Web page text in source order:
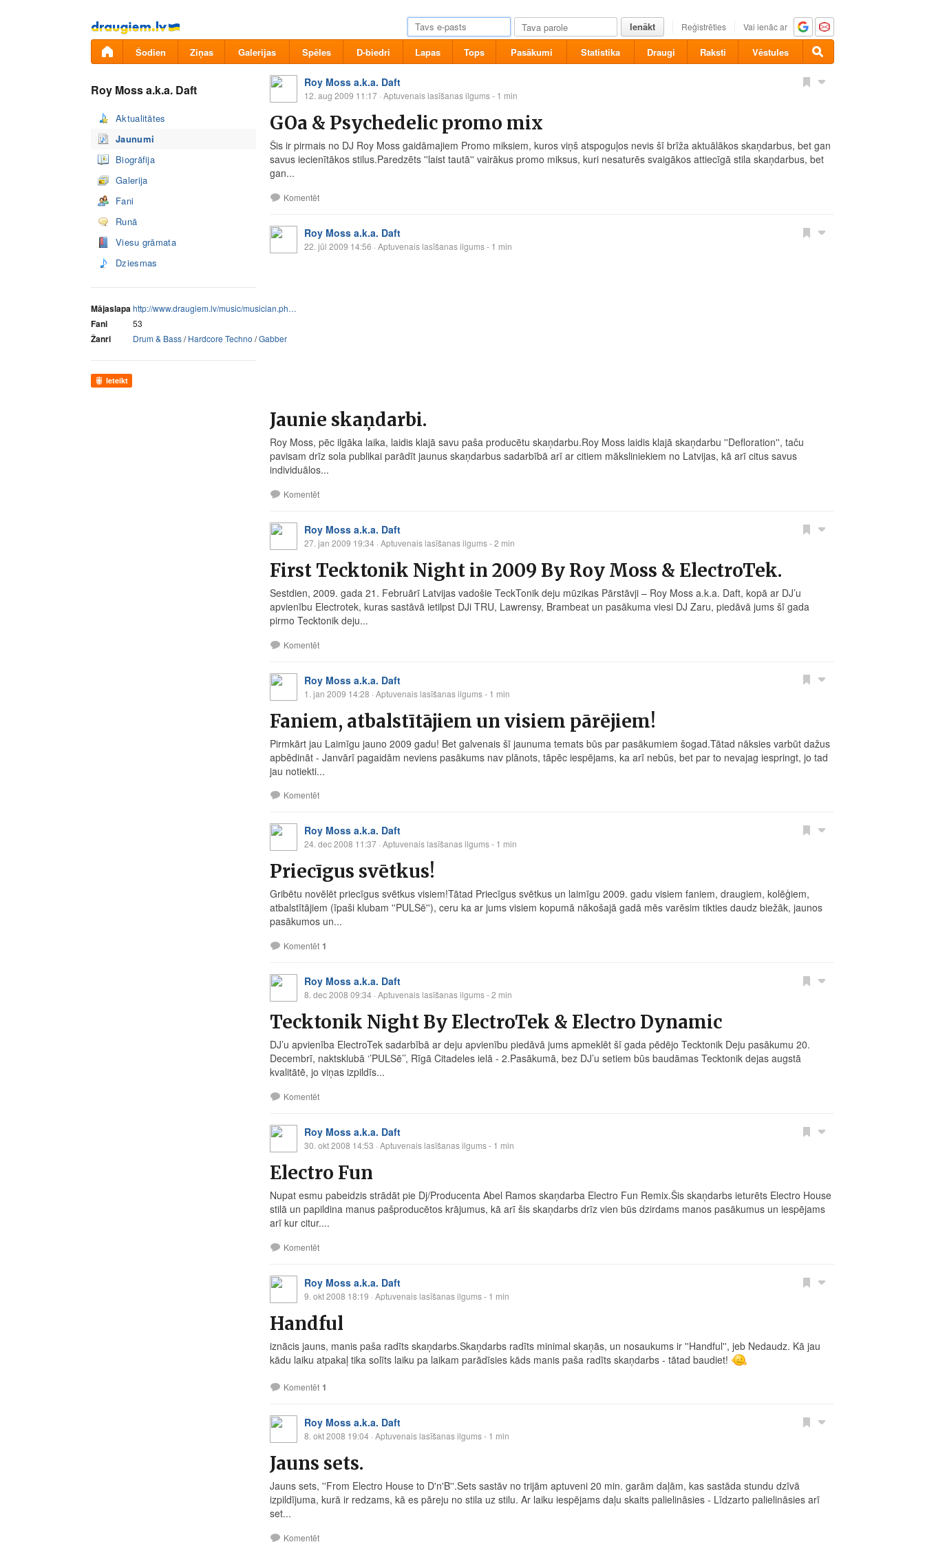
Pāriet
uz
saturu
Ienākt Reģistrēties Vai ienāc ar
Šodien Ziņas Galerijas Spēles D-biedri Lapas Tops Pasākumi Statistika Draugi Raksti Vēstules
Roy Moss a.k.a. Daft
Aktualitātes
Jaunumi
Biogrāfija
Galerija
Fani
Runā
Viesu grāmata
Dziesmas
Mājaslapahttp://www.draugiem.lv/music/musician.ph…
Fani 53
Žanri Drum & Bass/Hardcore Techno /Gabber
Ieteikt
Roy Moss a.k.a. Daft
12. aug 2009 11:17 · Aptuvenais lasīšanas ilgums - 1 min
GOa & Psychedelic promo mix
Šis ir pirmais no DJ Roy Moss gaidāmajiem Promo miksiem, kuros viņš atspoguļos nevis šī brīža aktuālākos skaņdarbus, bet gan
savus iecienītākos stilus.Paredzēts ''laist tautā'' vairākus promo miksus, kuri nesaturēs svaigākos attiecīgā stila skaņdarbus, bet
gan...
Komentēt
Roy Moss a.k.a. Daft
22. jūl 2009 14:56 · Aptuvenais lasīšanas ilgums - 1 min
Jaunie skaņdarbi.
Roy Moss, pēc ilgāka laika, laidis klajā savu paša producētu skaņdarbu.Roy Moss laidis klajā skaņdarbu ''Defloration'', taču
pavisam drīz sola publikai parādīt jaunus skaņdarbus sadarbībā arī ar citiem māksliniekiem no Latvijas, kā arī citus savus
individuālos...
Komentēt
Roy Moss a.k.a. Daft
27. jan 2009 19:34 · Aptuvenais lasīšanas ilgums - 2 min
First Tecktonik Night in 2009 By Roy Moss & ElectroTek.
Sestdien, 2009. gada 21. Februārī Latvijas vadošie TeckTonik deju mūzikas Pārstāvji – Roy Moss a.k.a. Daft, kopā ar DJ’u
apvienību Electrotek, kuras sastāvā ietilpst DJi TRU, Lawrensy, Brambeat un pasākuma viesi DJ Zaru, piedāvā jums šī gada
pirmo Tecktonik deju...
Komentēt
Roy Moss a.k.a. Daft
1. jan 2009 14:28 · Aptuvenais lasīšanas ilgums - 1 min
Faniem, atbalstītājiem un visiem pārējiem!
Pirmkārt jau Laimīgu jauno 2009 gadu! Bet galvenais šī jaunuma temats būs par pasākumiem šogad.Tātad nāksies varbūt dažus
apbēdināt - Janvārī pagaidām neviens pasākums nav plānots, tāpēc iespējams, ka arī nebūs, bet par to nevajag iespringt, jo tad
jau notiekti...
Komentēt
Roy Moss a.k.a. Daft
24. dec 2008 11:37 · Aptuvenais lasīšanas ilgums - 1 min
Priecīgus svētkus!
Gribētu novēlēt priecīgus svētkus visiem!Tātad Priecīgus svētkus un laimīgu 2009. gadu visiem faniem, draugiem, kolēģiem,
atbalstītājiem (īpaši klubam ''PULSē''), ceru ka ar jums visiem kopumā nākošajā gadā mēs varēsim tikties daudz biežāk, jaunos
pasākumos un...
Komentēt 1
Roy Moss a.k.a. Daft
8. dec 2008 09:34 · Aptuvenais lasīšanas ilgums - 2 min
Tecktonik Night By ElectroTek & Electro Dynamic
DJ’u apvienība ElectroTek sadarbībā ar deju apvienību piedāvā jums apmeklēt šī gada pēdējo Tecktonik Deju pasākumu 20.
Decembrī, naktsklubā ‘’PULSē’’, Rīgā Citadeles ielā - 2.Pasākumā, bez DJ’u setiem būs baudāmas Tecktonik dejas augstā
kvalitātē, jo viņas izpildīs...
Komentēt
Roy Moss a.k.a. Daft
30. okt 2008 14:53 · Aptuvenais lasīšanas ilgums - 1 min
Electro Fun
Nupat esmu pabeidzis strādāt pie Dj/Producenta Abel Ramos skaņdarba Electro Fun Remix.Šis skaņdarbs ieturēts Electro House
stilā un papildina manus pašproducētos krājumus, kā arī šis skaņdarbs drīz vien būs dzirdams manos pasākumus un iespējams
arī kur citur....
Komentēt
Roy Moss a.k.a. Daft
9. okt 2008 18:19 · Aptuvenais lasīšanas ilgums - 1 min
Handful
iznācis jauns, manis paša radīts skaņdarbs.Skaņdarbs radīts minimal skaņās, un nosaukums ir ''Handful'', jeb Nedaudz. Kā jau
kādu laiku atpakaļ tika solīts laiku pa laikam parādīsies kāds manis paša radīts skaņdarbs - tātad baudiet!
Komentēt 1
Roy Moss a.k.a. Daft
8. okt 2008 19:04 · Aptuvenais lasīšanas ilgums - 1 min
Jauns sets.
Jauns sets, ''From Electro House to D'n'B''.Sets sastāv no trijām aptuveni 20 min. garām daļām, kas sastāda stundu dzīvā
izpildījuma, kurā ir redzams, kā es pāreju no stila uz stilu. Ar laiku iespējams daļu skaits palielināsies - Līdzarto palielināsies arī
set...
Komentēt